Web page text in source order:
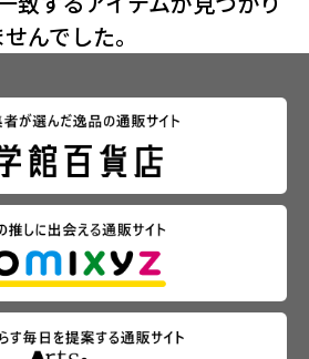
せんでした。